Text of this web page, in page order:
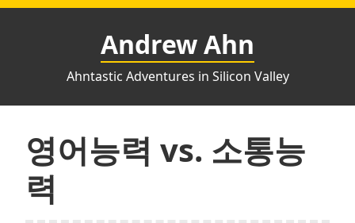
Skip
Andrew Ahn
Ahntastic Adventures in Silicon Valley
영어능력 vs. 소통능
력